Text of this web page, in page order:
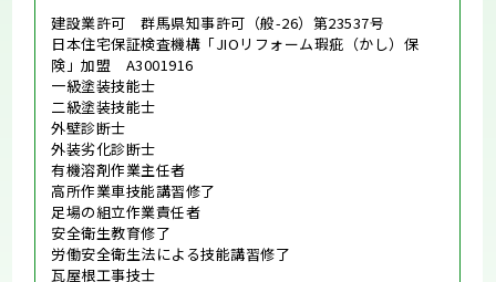
建設業許可 群馬県知事許可（般-26）第23537号
日本住宅保証検査機構「JIOリフォーム瑕疵（かし）保
険」加盟 A3001916
一級塗装技能士
二級塗装技能士
外壁診断士
外装劣化診断士
有機溶剤作業主任者
高所作業車技能講習修了
足場の組立作業責任者
安全衛生教育修了
労働安全衛生法による技能講習修了
瓦屋根工事技士